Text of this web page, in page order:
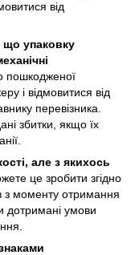
від
упаковку
пошкодженої
і відмовитися від
перевізника.
збитки, якщо їх
але з якихось
це зробити згідно
з моменту отримання
дотримані умови